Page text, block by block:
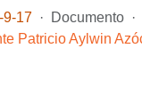
9-17
· Documento ·
Patricio Aylwin